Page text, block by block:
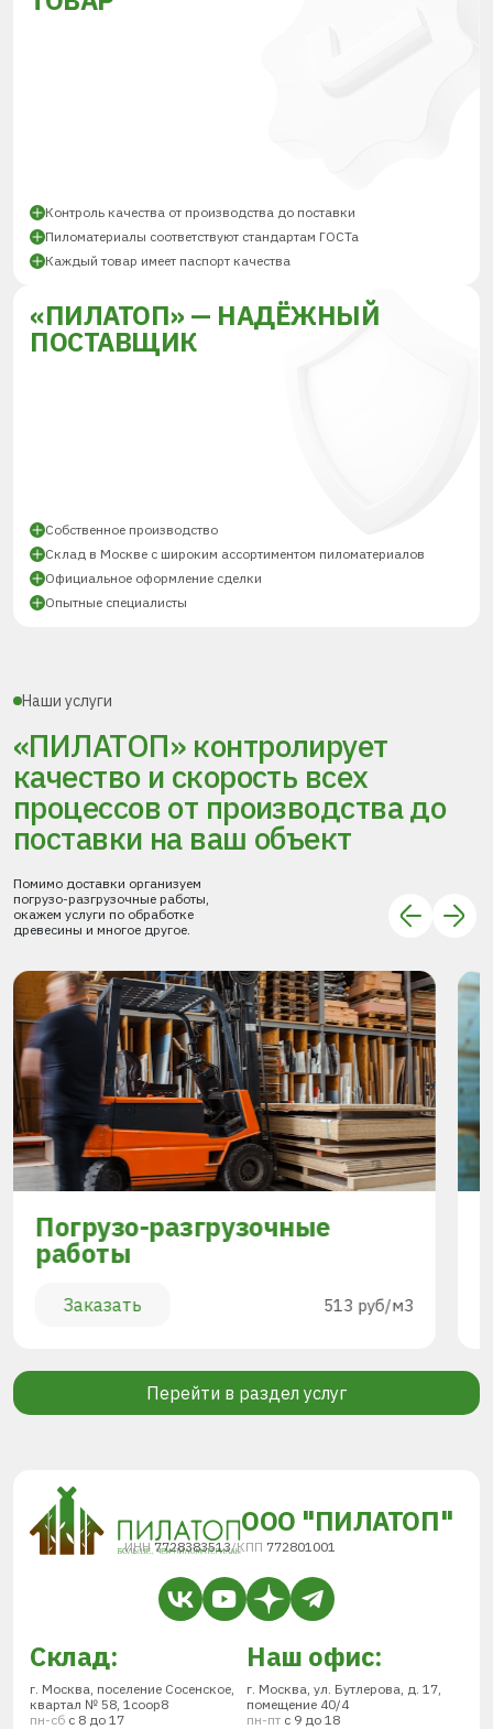
Контроль качества от производства до поставки
Пиломатериалы соответствуют стандартам ГОСТа
Каждый товар имеет паспорт качества
«ПИЛАТОП» — НАДЁЖНЫЙ
ПОСТАВЩИК
Собственное производство
Склад в Москве с широким ассортиментом пиломатериалов
Официальное оформление сделки
Опытные специалисты
Наши услуги
«ПИЛАТОП» контролирует
качество и скорость всех
процессовот производства до
поставки на ваш объект
Помимо доставки организуем
погрузо-разгрузочные работы,
окажем услуги по обработке
древесины и многое другое.
Погрузо-разгрузочные
работы
Заказать 513 руб/м3
Перейти в раздел услуг
ООО "ПИЛАТОП"
ИНН 7728383513/КПП 772801001
Склад:
г. Москва, поселение Сосенское,
квартал № 58, 1соор8
пн-сб с 8 до 17
Наш офис:
г. Москва, ул. Бутлерова, д. 17,
помещение 40/4
пн-пт с 9 до 18